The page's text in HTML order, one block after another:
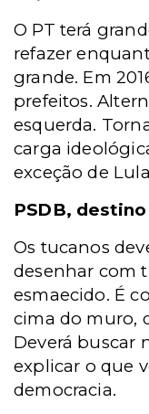
O PT terá
refazer
grande. Em
prefeitos.
esquerda.
carga
exceção de
PSDB, destino
Os tucanos
desenhar com
esmaecido. É
cima do muro,
Deverá buscar
explicar o que
democracia.